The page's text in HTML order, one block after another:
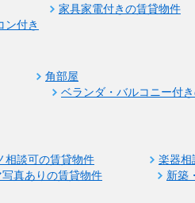
家具家電付きの賃貸物件
ン付き
角部屋
ベランダ・バルコニー付
相談可の賃貸物件
楽器相
真ありの賃貸物件
新築